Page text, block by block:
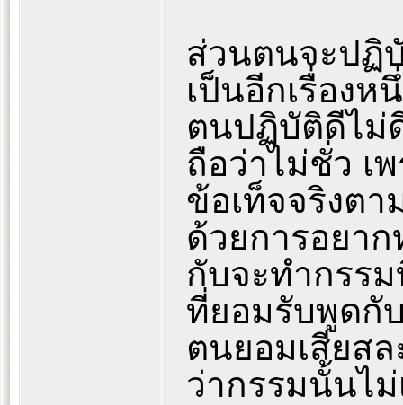
ส่วนตนจะปฏิ
เป็นอีกเรื่องห
ตนปฏิบัติดีไม่
ถือว่าไม่ชั่ว เ
ข้อเท็จจริงต
ด้วยการอยา
กับจะทำกรร
ที่ยอมรับพูดกั
ตนยอมเสียส
ว่ากรรมนั้นไ